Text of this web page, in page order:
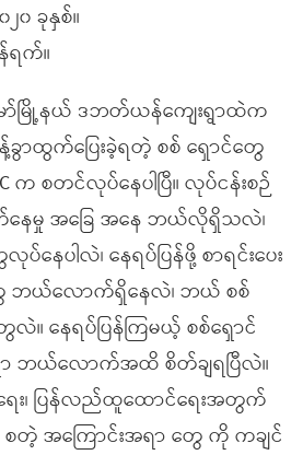
၀ ခုနှစ်။
ရက်။
ော်မြို့နယ် ဒဘတ်ယန်ကျေးရွာထဲက
ခွာထွက်ပြေးခဲ့ရတဲ့ စစ် ရှောင်တွေ
က စတင်လုပ်နေပါပြီ။ လုပ်ငန်းစဉ်
ေမှု အခြေ အနေ ဘယ်လိုရှိသလဲ၊
ေပါလဲ၊ နေရပ်ပြန်ဖို့ စာရင်းပေး
ဘယ်လောက်ရှိနေလဲ၊ ဘယ် စစ်
။ နေရပ်ပြန်ကြမယ့် စစ်ရှောင်
ဘယ်လောက်အထိ စိတ်ချရပြီလဲ။
ေး၊ ပြန်လည်ထူထောင်ရေးအတွက်
တဲ့ အကြောင်းအရာ တွေ ကို ကချင်